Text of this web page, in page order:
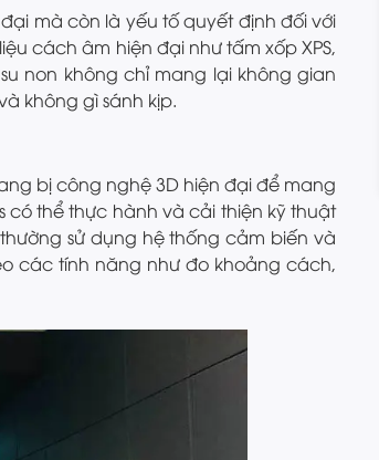
mà còn là yếu tố quyết định đối với
cách âm hiện đại như tấm xốp XPS,
non không chỉ mang lại không gian
không gì sánh kịp.
bị công nghệ 3D hiện đại để mang
có thể thực hành và cải thiện kỹ thuật
sử dụng hệ thống cảm biến và
các tính năng như đo khoảng cách,